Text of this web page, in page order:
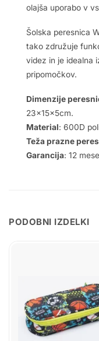
olajša uporabo v
Šolska peresnica
tako združuje
videz in je idealna
pripomočkov.
Dimenzije
23x15x5cm.
Material: 600D
Teža prazne
Garancija: 12
PODOBNI IZDELKI